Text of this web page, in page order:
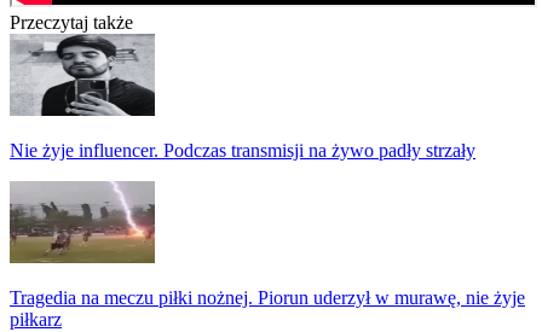
Przeczytaj także
Nie żyje influencer. Podczas transmisji na żywo padły strzały
Tragedia na meczu piłki nożnej. Piorun uderzył w murawę, nie żyje
piłkarz